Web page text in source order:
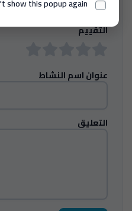
show this popup again
التقييم
عنوان اسم النشاط
التعليق